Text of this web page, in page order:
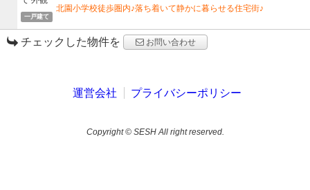
一戸建て
北園小学校徒歩圏内♪落ち着いて静かに暮らせる住宅街♪
チェックした物件を お問い合わせ
運営会社 プライバシーポリシー
Copyright © SESH All right reserved.